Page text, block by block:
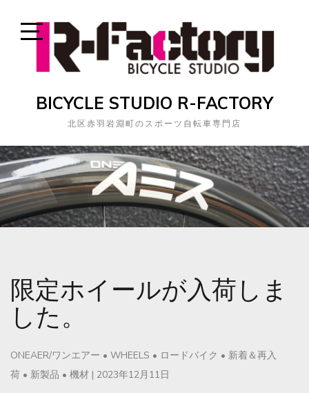
Open
Sidebar
BICYCLE STUDIO R-FACTORY
北区赤羽岩淵町のスポーツ自転車専門店
限定ホイールが入荷しま
した。
ONEAER/ワンエアー • WHEELS • ロードバイク • 新着＆再入
荷 • 新製品 • 機材 | 2023年12月11日